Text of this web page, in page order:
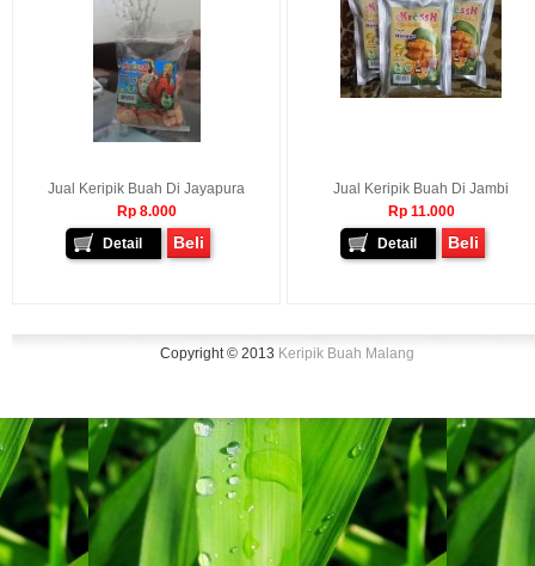
Jual Keripik Buah Di Jayapura
Rp 8.000
Detail
Beli
Jual Keripik Buah Di Jambi
Rp 11.000
Detail
Beli
Copyright © 2013 Keripik Buah Malang